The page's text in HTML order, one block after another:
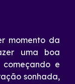
momento da
uma boa
e
sonhada,